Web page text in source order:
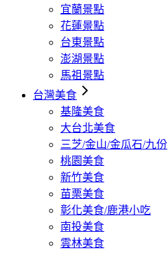
宜蘭景點
花蓮景點
台東景點
澎湖景點
馬祖景點
台灣美食
基隆美食
大台北美食
三芝/金山/金瓜石/九份
桃園美食
新竹美食
苗栗美食
彰化美食/鹿港小吃
南投美食
雲林美食